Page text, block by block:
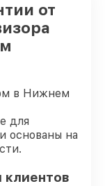
от
в Нижнем
для
основаны на
клиентов